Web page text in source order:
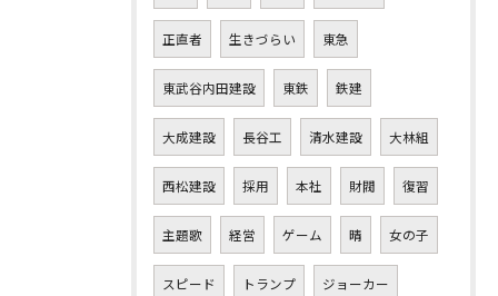
正直者 生きづらい 東急
東武谷内田建設 東鉄 鉄建
大成建設 長谷工 清水建設 大林組
西松建設 採用 本社 財閥 復習
主題歌 経営 ゲーム 晴 女の子
スピード トランプ ジョーカー